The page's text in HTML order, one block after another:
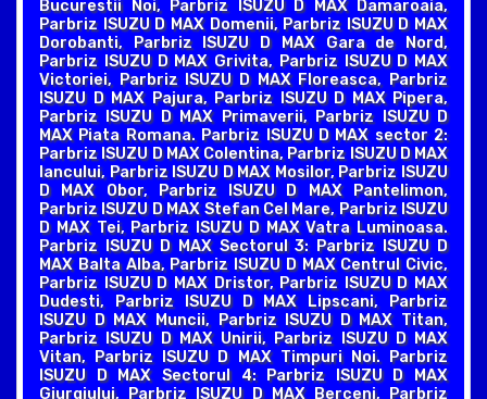
Bucurestii Noi, Parbriz ISUZU D MAX Damaroaia,
Parbriz ISUZU D MAX Domenii, Parbriz ISUZU D MAX
Dorobanti, Parbriz ISUZU D MAX Gara de Nord,
Parbriz ISUZU D MAX Grivita, Parbriz ISUZU D MAX
Victoriei, Parbriz ISUZU D MAX Floreasca, Parbriz
ISUZU D MAX Pajura, Parbriz ISUZU D MAX Pipera,
Parbriz ISUZU D MAX Primaverii, Parbriz ISUZU D
MAX Piata Romana. Parbriz ISUZU D MAX sector 2:
Parbriz ISUZU D MAX Colentina, Parbriz ISUZU D MAX
Iancului, Parbriz ISUZU D MAX Mosilor, Parbriz ISUZU
D MAX Obor, Parbriz ISUZU D MAX Pantelimon,
Parbriz ISUZU D MAX Stefan Cel Mare, Parbriz ISUZU
D MAX Tei, Parbriz ISUZU D MAX Vatra Luminoasa.
Parbriz ISUZU D MAX Sectorul 3: Parbriz ISUZU D
MAX Balta Alba, Parbriz ISUZU D MAX Centrul Civic,
Parbriz ISUZU D MAX Dristor, Parbriz ISUZU D MAX
Dudesti, Parbriz ISUZU D MAX Lipscani, Parbriz
ISUZU D MAX Muncii, Parbriz ISUZU D MAX Titan,
Parbriz ISUZU D MAX Unirii, Parbriz ISUZU D MAX
Vitan, Parbriz ISUZU D MAX Timpuri Noi. Parbriz
ISUZU D MAX Sectorul 4: Parbriz ISUZU D MAX
Giurgiului, Parbriz ISUZU D MAX Berceni, Parbriz